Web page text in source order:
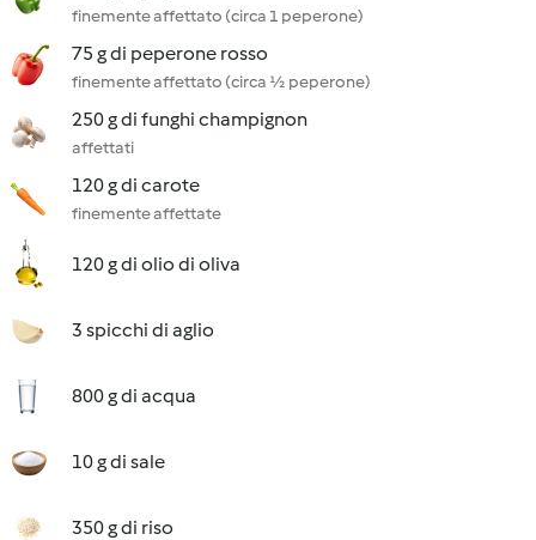
finemente affettato (circa 1 peperone)
75 g di peperone rosso
finemente affettato (circa ½ peperone)
250 g di funghi champignon
affettati
120 g di carote
finemente affettate
120 g di olio di oliva
3 spicchi di aglio
800 g di acqua
10 g di sale
350 g di riso